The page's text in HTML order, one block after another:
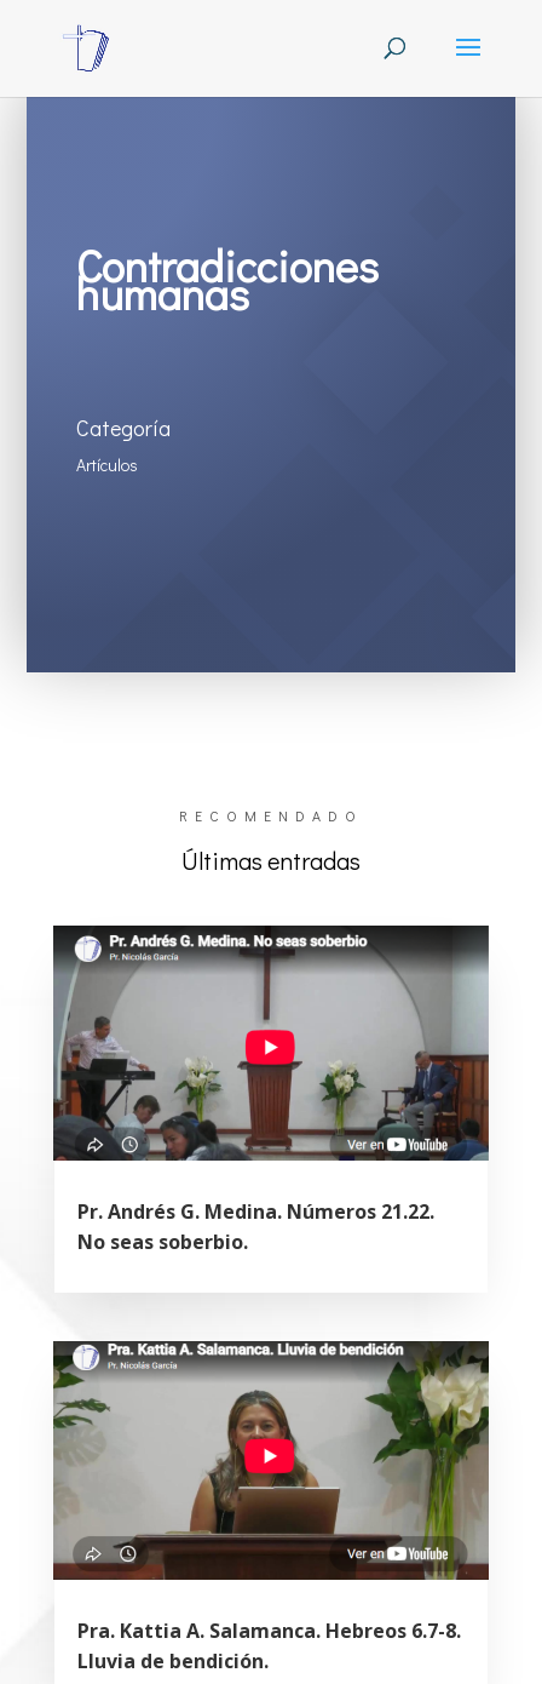
Contradicciones
humanas
Categoría
Artículos
RECOMENDADO
Últimas entradas
Pr. Andrés G. Medina. Números 21.22.
No seas soberbio.
Pra. Kattia A. Salamanca. Hebreos 6.7-8.
Lluvia de bendición.